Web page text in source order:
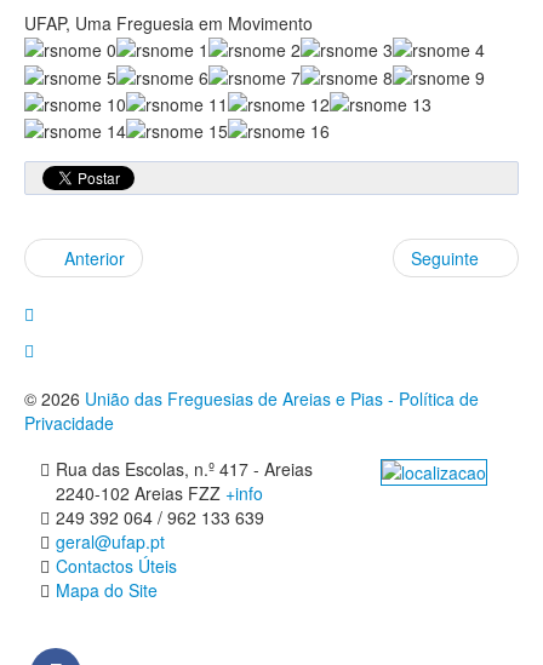
UFAP, Uma Freguesia em Movimento
Anterior Seguinte
© 2026 União das Freguesias de Areias e Pias - Política de
Privacidade
Rua das Escolas, n.º 417 - Areias
2240-102 Areias FZZ +info
249 392 064 / 962 133 639
geral@ufap.pt
Contactos Úteis
Mapa do Site